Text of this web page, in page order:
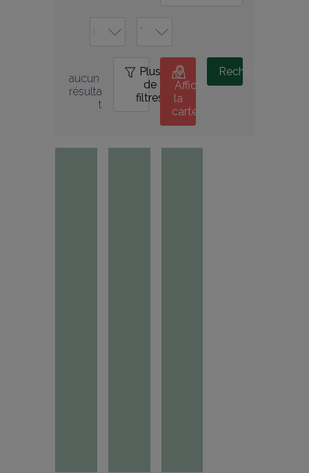
aucun
résulta
t
Plus
de
filtres
Afficher
la
carte
Rechercher